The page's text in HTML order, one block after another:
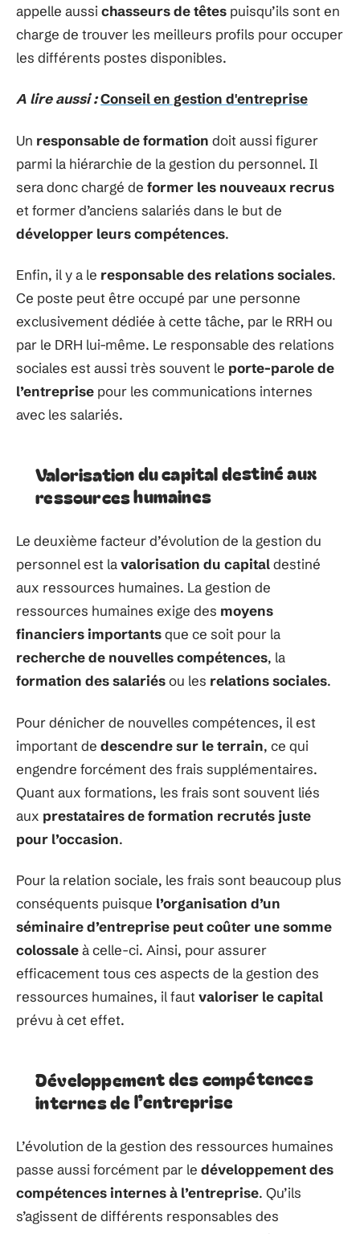
appelle aussichasseurs de têtes puisqu’ils sont en
charge de trouver les meilleurs profils pour occuper
les différents postes disponibles.
A lire aussi :Conseil en gestion d'entreprise
Un responsable de formation doit aussi figurer
parmi la hiérarchie de la gestion du personnel. Il
sera donc chargé de former les nouveaux recrus
et former d’anciens salariés dans le but de
développer leurs compétences.
Enfin, il y a le responsable des relations sociales.
Ce poste peut être occupé par une personne
exclusivement dédiée à cette tâche, par le RRH ou
par le DRH lui-même. Le responsable des relations
sociales est aussi très souvent le porte-parole de
l’entreprise pour les communications internes
avec les salariés.
Valorisation du capital destiné aux
ressources humaines
Le deuxième facteur d’évolution de la gestion du
personnel est lavalorisation du capitaldestiné
aux ressources humaines. La gestion de
ressources humaines exige des moyens
financiers importantsque ce soit pour la
recherche de nouvelles compétences, la
formation des salariésou les relations sociales.
Pour dénicher de nouvelles compétences, il est
important de descendre sur le terrain, ce qui
engendre forcément des frais supplémentaires.
Quant aux formations, les frais sont souvent liés
aux prestataires de formation recrutés juste
pour l’occasion.
Pour la relation sociale, les frais sont beaucoup plus
conséquents puisque l’organisation d’un
séminaire d’entreprise peut coûter une somme
colossaleà celle-ci. Ainsi, pour assurer
efficacement tous ces aspects de la gestion des
ressources humaines, il faut valoriser le capital
prévu à cet effet.
Développement des compétences
internes de l’entreprise
L’évolution de la gestion des ressources humaines
passe aussi forcément par le développement des
compétences internes à l’entreprise. Qu’ils
s’agissent de différents responsables des